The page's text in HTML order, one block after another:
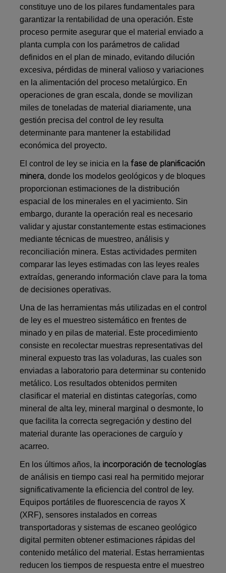
constituye uno de los pilares fundamentales para
garantizar la rentabilidad de una operación. Este
proceso permite asegurar que el material enviado a
planta cumpla con los parámetros de calidad
definidos en el plan de minado, evitando dilución
excesiva, pérdidas de mineral valioso y variaciones
en la alimentación del proceso metalúrgico. En
operaciones de gran escala, donde se movilizan
miles de toneladas de material diariamente, una
gestión precisa del control de ley resulta
determinante para mantener la estabilidad
económica del proyecto.
El control de ley se inicia en lafase de planificación
minera, donde los modelos geológicos y de bloques
proporcionan estimaciones de la distribución
espacial de los minerales en el yacimiento. Sin
embargo, durante la operación real es necesario
validar y ajustar constantemente estas estimaciones
mediante técnicas de muestreo, análisis y
reconciliación minera. Estas actividades permiten
comparar las leyes estimadas con las leyes reales
extraídas, generando información clave para la toma
de decisiones operativas.
Una de las herramientas más utilizadas en el control
de ley es el muestreo sistemático en frentes de
minado y en pilas de material. Este procedimiento
consiste en recolectar muestras representativas del
mineral expuesto tras las voladuras, las cuales son
enviadas a laboratorio para determinar su contenido
metálico. Los resultados obtenidos permiten
clasificar el material en distintas categorías, como
mineral de alta ley, mineral marginal o desmonte, lo
que facilita la correcta segregación y destino del
material durante las operaciones de carguío y
acarreo.
En los últimos años, la incorporación de tecnologías
de análisis en tiempo casi real ha permitido mejorar
significativamente la eficiencia del control de ley.
Equipos portátiles de fluorescencia de rayos X
(XRF), sensores instalados en correas
transportadoras y sistemas de escaneo geológico
digital permiten obtener estimaciones rápidas del
contenido metálico del material. Estas herramientas
reducen los tiempos de respuesta entre el muestreo